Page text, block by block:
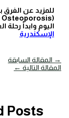
للمزيد عن
اليوم وابدأ رحلة
الإسكندرية
→ المقالة السابقة
المقالة التالية ←
Posts